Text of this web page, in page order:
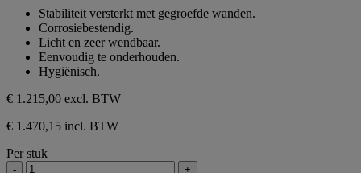
sterren.
Stabiliteit versterkt met gegroefde wanden.
Corrosiebestendig.
Licht en zeer wendbaar.
Eenvoudig te onderhouden.
Hygiënisch.
€ 1.215,00 excl. BTW
€ 1.470,15 incl. BTW
Per stuk
- +